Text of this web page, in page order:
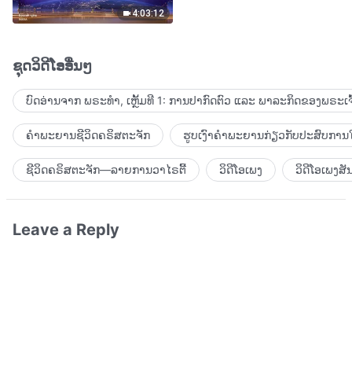
4:03:12
ຊຸດວິດີໂອອື່ນໆ
ບົດອ່ານຈາກ ພຣະທຳ, ເຫຼັ້ມທີ 1: ການປາກົດຕົວ ແລະ ພາລະກິດຂອງພຣະເ
ຄຳພະຍານຊີວິດຄຣິສຕະຈັກ ຮູບເງົາຄຳພະຍານກ່ຽວກັບປະສົບກາ
ຊີວິດຄຣິສຕະຈັກ—ລາຍການວາໄຣຕີ້ ວິດີໂອເພງ ວິດີໂອເພງສັ
Leave a Reply